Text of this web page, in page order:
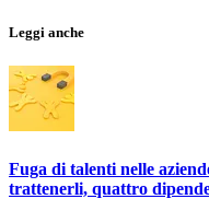
Leggi anche
Fuga di talenti nelle
trattenerli, quattro